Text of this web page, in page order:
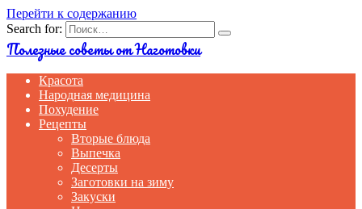
Перейти к содержанию
Search for:
Полезные советы от Наготовки
Красота
Народная медицина
Похудение
Рецепты
Вторые блюда
Выпечка
Десерты
Заготовки на зиму
Закуски